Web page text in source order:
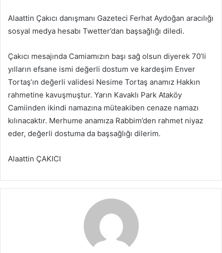
Alaattin Çakıcı danışmanı Gazeteci Ferhat Aydoğan aracılığı
sosyal medya hesabı Twetter’dan başsağlığı diledi.
Çakıcı mesajında Camiamızın başı sağ olsun diyerek 70’li
yılların efsane ismi değerli dostum ve kardeşim Enver
Tortaş’ın değerli validesi Nesime Tortaş anamız Hakkın
rahmetine kavuşmuştur. Yarın Kavaklı Park Ataköy
Camiinden ikindi namazına müteakiben cenaze namazı
kılınacaktır. Merhume anamıza Rabbim’den rahmet niyaz
eder, değerli dostuma da başsağlığı dilerim.
Alaattin ÇAKICI